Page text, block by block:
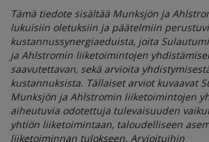
Tämä tiedote sisältää Munksjön ja
lukuisiin oletuksiin ja päätelmiin
kustannussynergiaeduista, joita
ja Ahlstromin liiketoimintojen
saavutettavan, sekä arvioita
kustannuksista. Tällaiset arviot kuvaavat
Munksjön ja Ahlstromin liiketoimintojen
aiheutuvia odotettuja tulevaisuuden
yhtiön liiketoimintaan, taloudelliseen
liiketoiminnan tulokseen. Arvioituihin